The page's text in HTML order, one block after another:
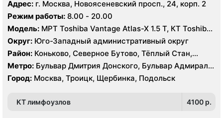
Лесопарковая, Новоясеневская, Теплый Стан, Улица
Академика Янгеля, Улица Горчакова, Улица
Скобелевская, Улица Старокачаловская, Ясенево,
Коммунарка, Ольховая, Прокшино, Филатов Луг
Адрес: г. Москва, Новоясеневский просп., 24, корп. 2
Режим работы: 8.00 - 20.00
Модель: МРТ Toshiba Vantage Atlas-X 1.5 Т, КТ Toshiba
AQUILION RXL 16 срезов, УЗИ
Округ: Юго-Западный административный округ
Район: Коньково, Северное Бутово, Тёплый Стан,
Южное Бутово, Ясенево
Метро: Бульвар Дмитрия Донского, Бульвар Адмирала
Ушакова, Битцевский парк , Беляево, Аннино ,
Лесопарковая, Новоясеневская, Теплый Стан, Улица
Скобелевская, Улица Старокачаловская, Ясенево,
Коммунарка, Ольховая, Прокшино, Филатов Луг
Город: Москва, Троицк, Щербинка, Подольск
КТ лимфоузлов 4100 p.